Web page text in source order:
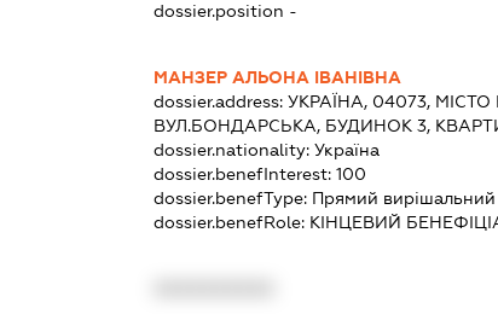
dossier.position -
МАНЗЕР АЛЬОНА ІВАНІВНА
dossier.address:УКРАЇНА, 04073, МІСТО
ВУЛ.БОНДАРСЬКА, БУДИНОК 3,
dossier.nationality:Україна
dossier.benefInterest:100
dossier.benefType: Прямий вирішальний
dossier.benefRole: КІНЦЕВИЙ